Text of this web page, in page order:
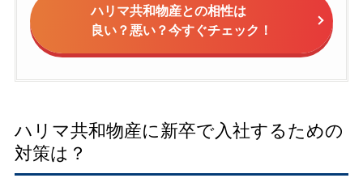
ハリマ共和物産との相性は
良い？悪い？今すぐチェック！
ハリマ共和物産に新卒で入社するための
対策は？